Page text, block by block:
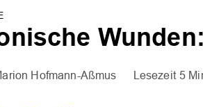
Hofmann-Aßmus 5